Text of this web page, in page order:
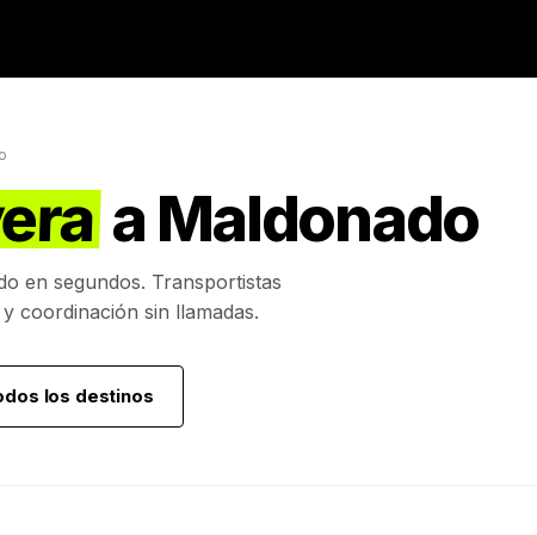
a Maldonado
en segundos. Transportistas
coordinación sin llamadas.
los destinos